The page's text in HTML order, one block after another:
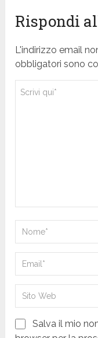
Rispondi
L'indirizzo email
obbligatori sono
Salva il mio